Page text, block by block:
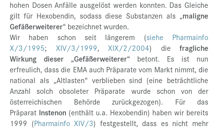
hohen Dosen Anfälle ausgelöst werden konnten. Das Gleiche
gilt für Hexobendin, sodass diese Substanzen als „maligne
Gefäßerweiterer“ bezeichnet wurden.
Wir haben schon seit längerem (siehe Pharmainfo
X/3/1995; XIV/3/1999, XIX/2/2004) die fragliche
Wirkung dieser „Gefäßerweiterer“ betont. Es ist nun
erfreulich, dass die EMA auch Präparate vom Markt nimmt, die
national als „Altlasten“ verblieben sind (eine beträchtliche
Anzahl solch obsoleter Präparate wurde schon von der
österreichischen Behörde zurückgezogen). Für das
Präparat Instenon (enthält u.a. Hexobendin) haben wir bereits
1999 (Pharmainfo XIV/3) festgestellt, dass es nicht mehr